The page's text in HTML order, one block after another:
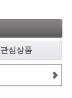
관심상품